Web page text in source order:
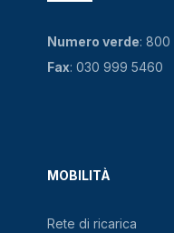
MOBILITÀ
Rete di ricarica
Numero verde: 800
Fax: 030 999 5460